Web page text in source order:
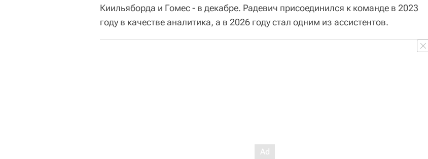
Киильяборда и Гомес - в декабре. Радевич присоединился к команде в 2023
году в качестве аналитика, а в 2026 году стал одним из ассистентов.